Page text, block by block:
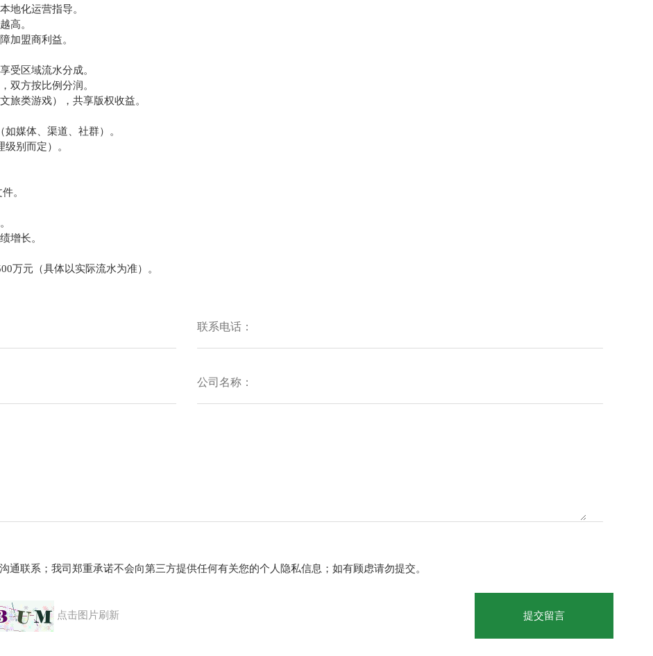
地化运营指导。
高。
加盟商利益。
受区域流水分成。
双方按比例分润。
旅类游戏），共享版权收益。
媒体、渠道、社群）。
别而定）。
。
增长。
万元（具体以实际流水为准）。
通联系；我司郑重承诺不会向第三方提供任何有关您的个人隐私信息；如有顾虑请勿提交。
点击图片刷新 提交留言